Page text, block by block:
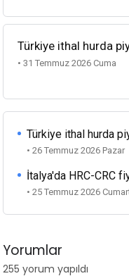
Türkiye ithal hurda
• 31 Temmuz 2026 Cuma
Türkiye ithal hurda
• 26 Temmuz 2026 Pazar
İtalya'da HRC-CRC
• 25 Temmuz 2026
Yorumlar
255 yorum yapıldı